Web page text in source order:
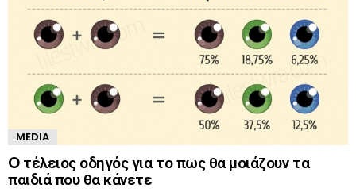
MEDIA
O τέλειος οδηγός για το πως θα μοιάζουν τα
παιδιά που θα κάνετε